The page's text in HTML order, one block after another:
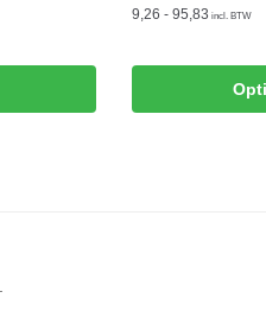
9,26 - 95,83 incl. BTW
product